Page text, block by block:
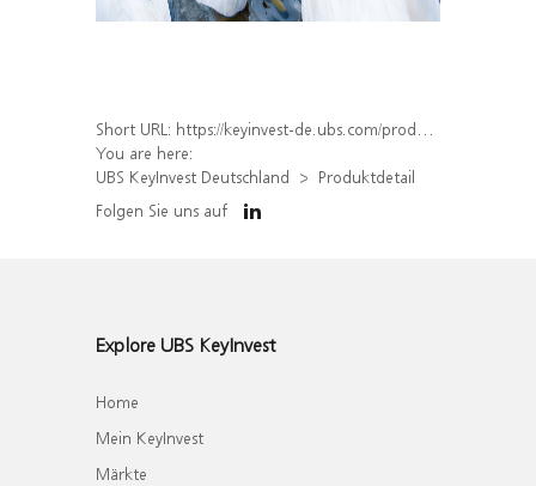
Short URL: https://keyinvest-de.ubs.com/produkt/detail/index/isin/DE000WA5KQ28
You are here:
UBS KeyInvest Deutschland
Produktdetail
Folgen Sie uns auf
Explore UBS KeyInvest
Home
Mein KeyInvest
Märkte